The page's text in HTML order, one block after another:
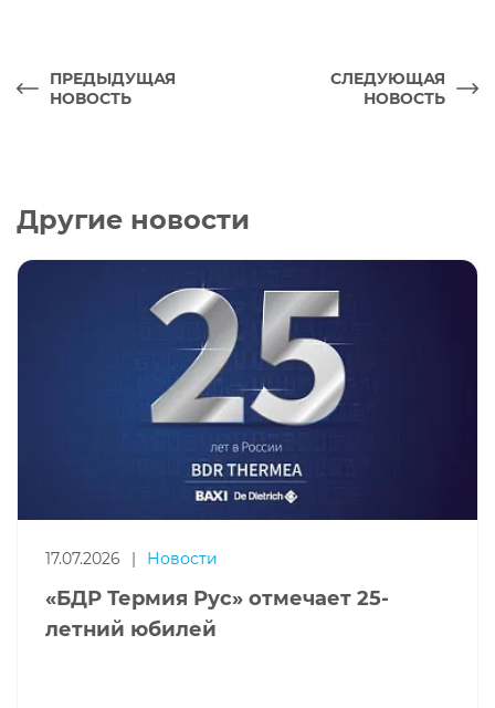
ПРЕДЫДУЩАЯ
НОВОСТЬ
СЛЕДУЮЩАЯ
НОВОСТЬ
Другие новости
17.07.2026 | Новости
«БДР Термия Рус» отмечает 25-
летний юбилей